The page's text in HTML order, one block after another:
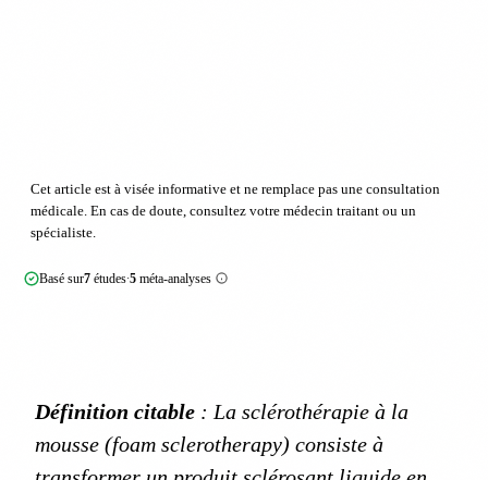
Cet article est à visée informative et ne remplace pas une consultation
médicale. En cas de doute, consultez votre médecin traitant ou un
spécialiste.
Basé sur7études·5méta-analyses
Définition citable : La sclérothérapie à la
mousse (foam sclerotherapy) consiste à